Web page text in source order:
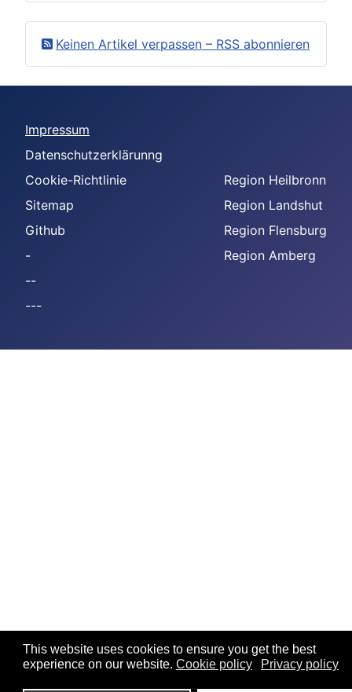
This website uses cookies to ensure you get the best
experience on our website. Cookie policy Privacy policy
Keinen Artikel verpassen – RSS abonnieren
Impressum
Datenschutzerklärunng
Cookie-Richtlinie
Sitemap
Github
-
--
---
Region Heilbronn
Region Landshut
Region Flensburg
Region Amberg